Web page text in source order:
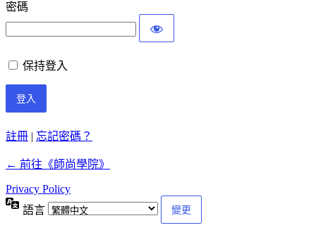
密碼
保持登入
註冊 | 忘記密碼？
← 前往《師尚學院》
Privacy Policy
語言